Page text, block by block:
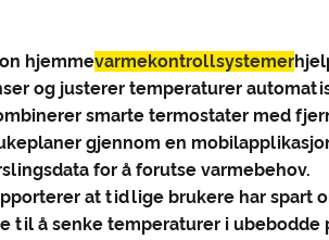
hjemmevarmekontrollsystemer
og justerer temperaturer
smarte termostater med
gjennom en
for å forutse varmebehov.
at tidlige brukere har spart
til å senke temperaturer i